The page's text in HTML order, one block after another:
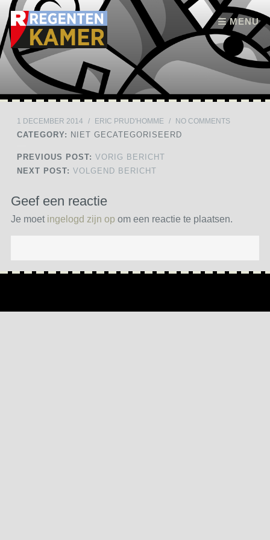
MENU
Skip to content
1 DECEMBER 2014 / ERIC PRUD'HOMME / NO COMMENTS
CATEGORY: NIET GECATEGORISEERD
PREVIOUS POST: VORIG BERICHT
NEXT POST: VOLGEND BERICHT
Geef een reactie
Je moet ingelogd zijn op om een reactie te plaatsen.